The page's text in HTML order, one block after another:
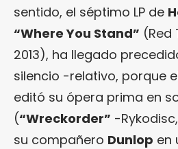
sentido, el séptimo LP de
“Where You Stand” (Red
2013), ha llegado
silencio -relativo, porque
editó su ópera prima en
(“Wreckorder” -
su compañero Dunlop en